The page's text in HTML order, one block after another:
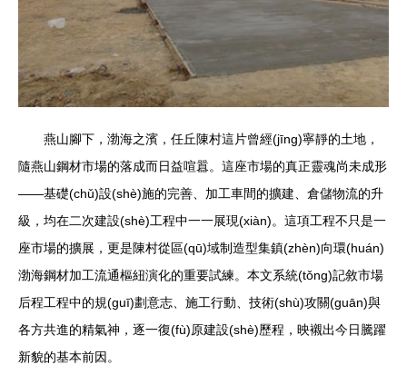
燕山腳下，渤海之濱，任丘陳村這片曾經(jīng)寧靜的土地，
隨燕山鋼材市場的落成而日益喧囂。這座市場的真正靈魂尚未成形
——基礎(chǔ)設(shè)施的完善、加工車間的擴建、倉儲物流的升
級，均在二次建設(shè)工程中一一展現(xiàn)。這項工程不只是一
座市場的擴展，更是陳村從區(qū)域制造型集鎮(zhèn)向環(huán)
渤海鋼材加工流通樞紐演化的重要試練。本文系統(tǒng)記敘市場
后程工程中的規(guī)劃意志、施工行動、技術(shù)攻關(guān)與
各方共進的精氣神，逐一復(fù)原建設(shè)歷程，映襯出今日騰躍
新貌的基本前因。